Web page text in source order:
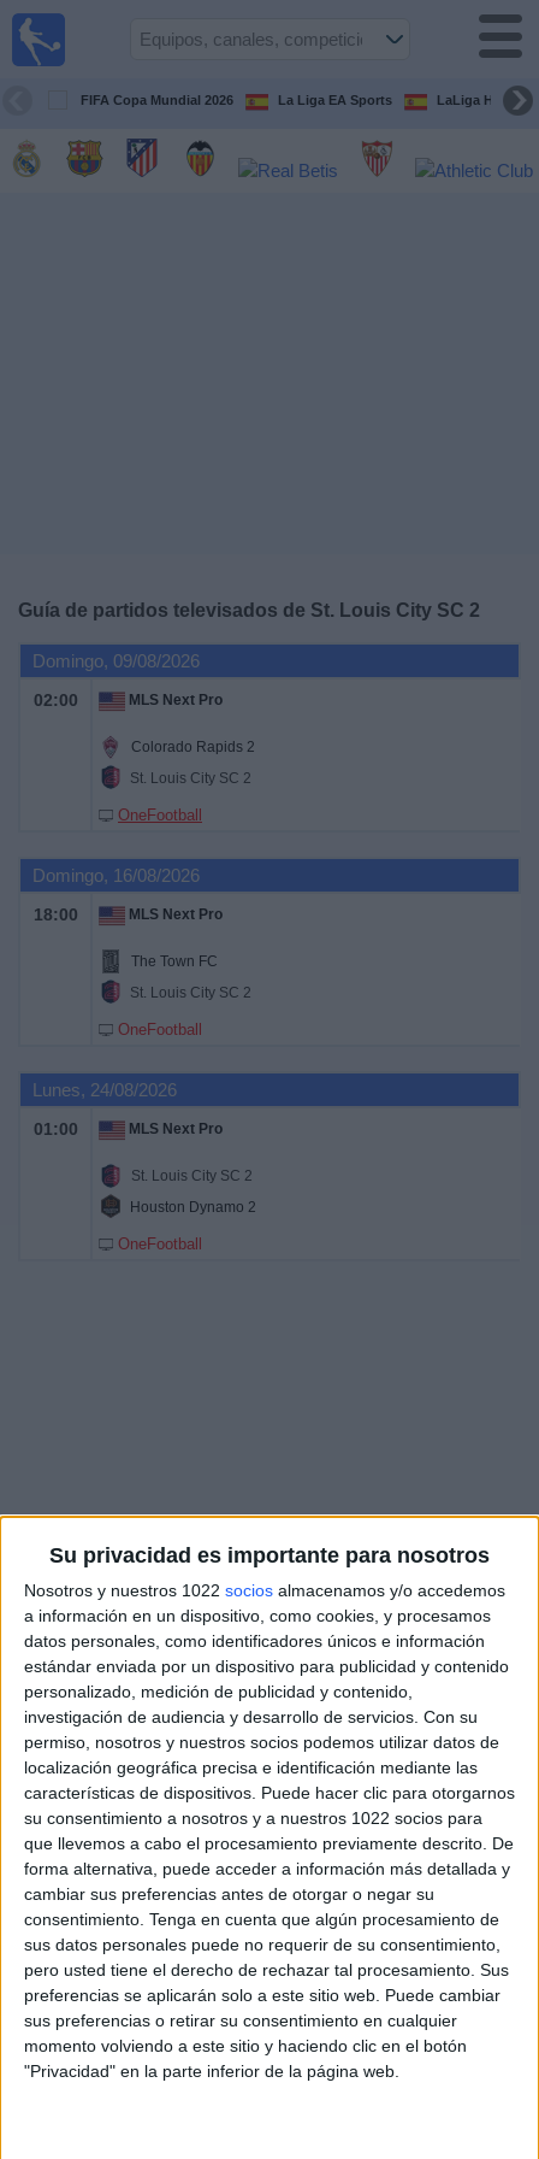
Su privacidad es importante para nosotros
Nosotros y nuestros 1022 socios almacenamos y/o accedemos
a información en un dispositivo, como cookies, y procesamos
datos personales, como identificadores únicos e información
estándar enviada por un dispositivo para publicidad y contenido
personalizado, medición de publicidad y contenido,
investigación de audiencia y desarrollo de servicios. Con su
permiso, nosotros y nuestros socios podemos utilizar datos de
localización geográfica precisa e identificación mediante las
características de dispositivos. Puede hacer clic para otorgarnos
su consentimiento a nosotros y a nuestros 1022 socios para
que llevemos a cabo el procesamiento previamente descrito. De
forma alternativa, puede acceder a información más detallada y
cambiar sus preferencias antes de otorgar o negar su
consentimiento. Tenga en cuenta que algún procesamiento de
sus datos personales puede no requerir de su consentimiento,
pero usted tiene el derecho de rechazar tal procesamiento. Sus
preferencias se aplicarán solo a este sitio web. Puede cambiar
sus preferencias o retirar su consentimiento en cualquier
momento volviendo a este sitio y haciendo clic en el botón
"Privacidad" en la parte inferior de la página web.
FIFA Copa Mundial 2026 La Liga EA Sports LaLiga
Guía de partidos televisados de St. Louis City SC 2
Domingo, 09/08/2026
02:00 MLS Next Pro
Colorado Rapids 2
St. Louis City SC 2
OneFootball
Domingo, 16/08/2026
18:00 MLS Next Pro
The Town FC
St. Louis City SC 2
OneFootball
Lunes, 24/08/2026
01:00 MLS Next Pro
St. Louis City SC 2
Houston Dynamo 2
OneFootball
Más días
Guía de
Televisados
Noticias